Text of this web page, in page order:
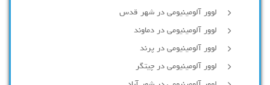
لوور آلومینیومی در شهر قدس
لوور آلومینیومی در دماوند
لوور آلومینیومی در پرند
لوور آلومینیومی در چیتگر